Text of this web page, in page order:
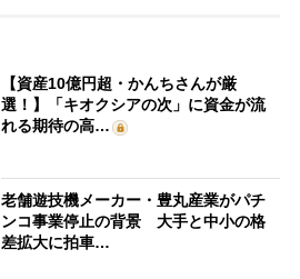
【資産10億円超・かんちさんが厳
選！】「キオクシアの次」に資金が流
れる期待の高…
老舗遊技機メーカー・豊丸産業がパチ
ンコ事業停止の背景 大手と中小の格
差拡大に拍車…